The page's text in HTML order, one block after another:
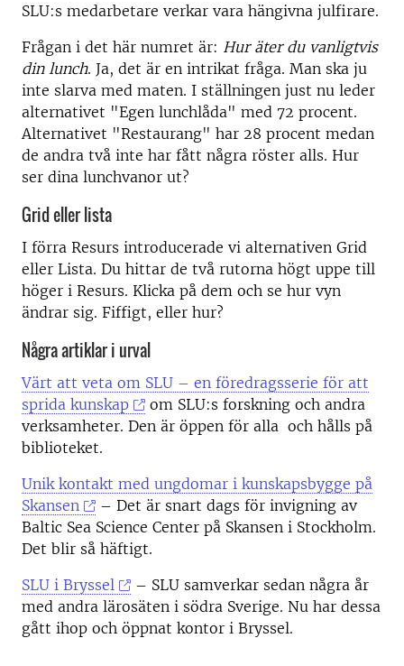
SLU:s medarbetare verkar vara hängivna julfirare.
Frågan i det här numret är: Hur äter du vanligtvis
din lunch. Ja, det är en intrikat fråga. Man ska ju
inte slarva med maten. I ställningen just nu leder
alternativet "Egen lunchlåda" med 72 procent.
Alternativet "Restaurang" har 28 procent medan
de andra två inte har fått några röster alls. Hur
ser dina lunchvanor ut?
Grid eller lista
I förra Resurs introducerade vi alternativen Grid
eller Lista. Du hittar de två rutorna högt uppe till
höger i Resurs. Klicka på dem och se hur vyn
ändrar sig. Fiffigt, eller hur?
Några artiklar i urval
Värt att veta om SLU – en föredragsserie för att
sprida kunskap
om SLU:s forskning och andra
verksamheter. Den är öppen för alla och hålls på
biblioteket.
Unik kontakt med ungdomar i kunskapsbygge på
Skansen
– Det är snart dags för invigning av
Baltic Sea Science Center på Skansen i Stockholm.
Det blir så häftigt.
SLU i Bryssel
– SLU samverkar sedan några år
med andra lärosäten i södra Sverige. Nu har dessa
gått ihop och öppnat kontor i Bryssel.